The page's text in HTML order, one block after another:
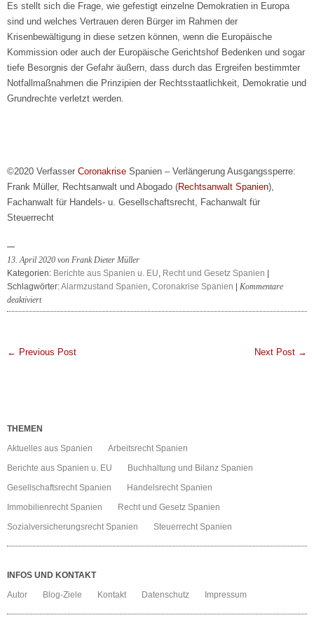
Es stellt sich die Frage, wie gefestigt einzelne Demokratien in Europa
sind und welches Vertrauen deren Bürger im Rahmen der
Krisenbewältigung in diese setzen können, wenn die Europäische
Kommission oder auch der Europäische Gerichtshof Bedenken und sogar
tiefe Besorgnis der Gefahr äußern, dass durch das Ergreifen bestimmter
Notfallmaßnahmen die Prinzipien der Rechtsstaatlichkeit, Demokratie und
Grundrechte verletzt werden.
©2020 Verfasser Coronakrise Spanien – Verlängerung Ausgangssperre:
Frank Müller, Rechtsanwalt und Abogado (Rechtsanwalt Spanien),
Fachanwalt für Handels- u. Gesellschaftsrecht, Fachanwalt für
Steuerrecht
13. April 2020 von Frank Dieter Müller
Kategorien: Berichte aus Spanien u. EU, Recht und Gesetz Spanien
Schlagwörter:Alarmzustand Spanien, Coronakrise Spanien
Kommentare
deaktiviertfür
Coronakrise
Verlängerung
← Previous Post Next Post →
THEMEN
Aktuelles aus Spanien
Arbeitsrecht Spanien
Berichte aus Spanien u. EU
Buchhaltung und Bilanz Spanien
Gesellschaftsrecht Spanien
Handelsrecht Spanien
Immobilienrecht Spanien
Recht und Gesetz Spanien
Sozialversicherungsrecht Spanien
Steuerrecht Spanien
INFOS UND KONTAKT
Autor
Blog-Ziele Kontakt Datenschutz Impressum